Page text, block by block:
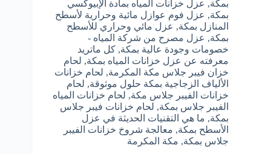
بمكة, عزل خزانات المياه بمادة الإبيوكسي
بمكة, عزل فوم عوازل مائية وحرارية لأسطح
المنازل بمكة, عزل مائي وحراري للأسطح
بمكة, عزل مصرح من شركة المياه -
خصومات وجودة عالية بمكة, كل ماتريد
معرفته عن عزل خزانات المياه بمكة, لحام
خزان فيبر جلاس مكة المكرمة, لحام خزانات
الألياف الزجاجية بمكة حلول موثوقة, لحام
خزانات الفيبر جلاس مكة, لحام خزانات المياه
الفيبر جلاس بمكة, لحام خزانات فيبر جلاس
بمكة, ما هي التقنيات الحديثة في عزل
الأسطح بمكة, معالجة شروخ خزانات الفيبر
جلاس بمكة, مكة المكرمة